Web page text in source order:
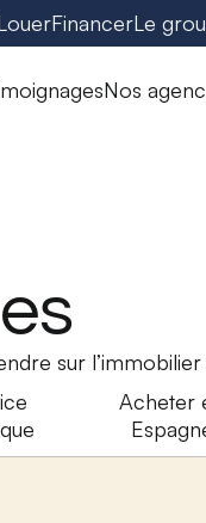
FinancerLe
Nos
sur l’immobilier
Acheter